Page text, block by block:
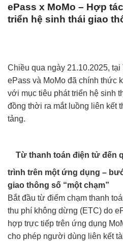
ePass x MoMo – Hợp
triển hệ sinh thái giao
Chiều qua ngày 21.10.2025, tại
ePass và MoMo đã chính thức
với mục tiêu phát triển hệ sinh
đồng thời ra mắt luồng liên kết
tảng.
Từ thanh toán điện tử đến
trình trên một ứng dụng –
giao thông số “một chạm”
Bắt đầu từ điểm chạm thanh
thu phí không dừng (ETC) do
hợp trực tiếp trên ứng dụng
cho phép người dùng liên kết